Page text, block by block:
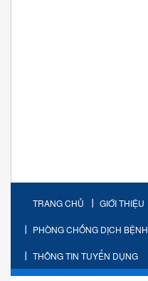
TRANG CHỦ GIỚI THIỆU
PHÒNG CHỐNG DỊCH BỆNH
THÔNG TIN TUYỂN DỤNG